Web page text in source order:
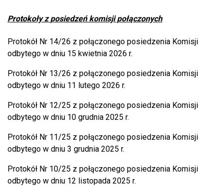
Protokoły z posiedzeń komisji połączonych
Protokół Nr 14/26 z połączonego posiedzenia Komisji
odbytego w dniu 15 kwietnia 2026 r.
Protokół Nr 13/26 z połączonego posiedzenia Komisji
odbytego w dniu 11 lutego 2026 r.
Protokół Nr 12/25 z połączonego posiedzenia Komisji
odbytego w dniu 10 grudnia 2025 r.
Protokół Nr 11/25 z połączonego posiedzenia Komisji
odbytego w dniu 3 grudnia 2025 r.
Protokół Nr 10/25 z połączonego posiedzenia Komisji
odbytego w dniu 12 listopada 2025 r.